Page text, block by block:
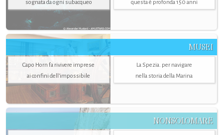
sognata da ogni subacqueo
questa è profonda 150 anni
MUSEI
Capo Horn fa rivivere imprese
ai confini dell’impossibile
La Spezia. per navigare
nella storia della Marina
NONSOLOMARE